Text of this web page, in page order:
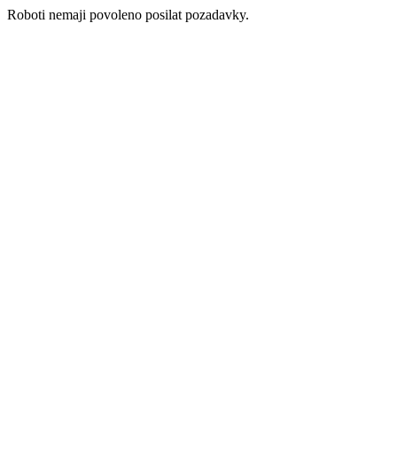
Roboti nemaji povoleno posilat pozadavky.